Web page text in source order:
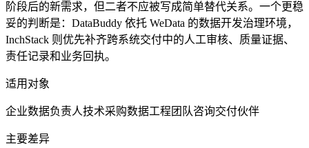
阶段后的新需求，但二者不应被写成简单替代关系。一个更稳
妥的判断是：DataBuddy 依托 WeData 的数据开发治理环境，
InchStack 则优先补齐跨系统交付中的人工审核、质量证据、
责任记录和业务回执。
适用对象
企业数据负责人技术采购数据工程团队咨询交付伙伴
主要差异